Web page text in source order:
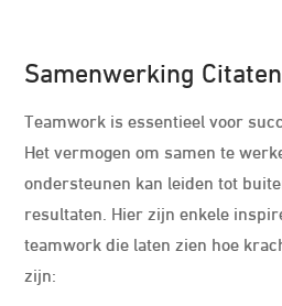
Samenwerking
Teamwork is essentieel voor
Het vermogen om samen te
ondersteunen kan leiden tot
resultaten. Hier zijn enkele
teamwork die laten zien hoe
zijn: